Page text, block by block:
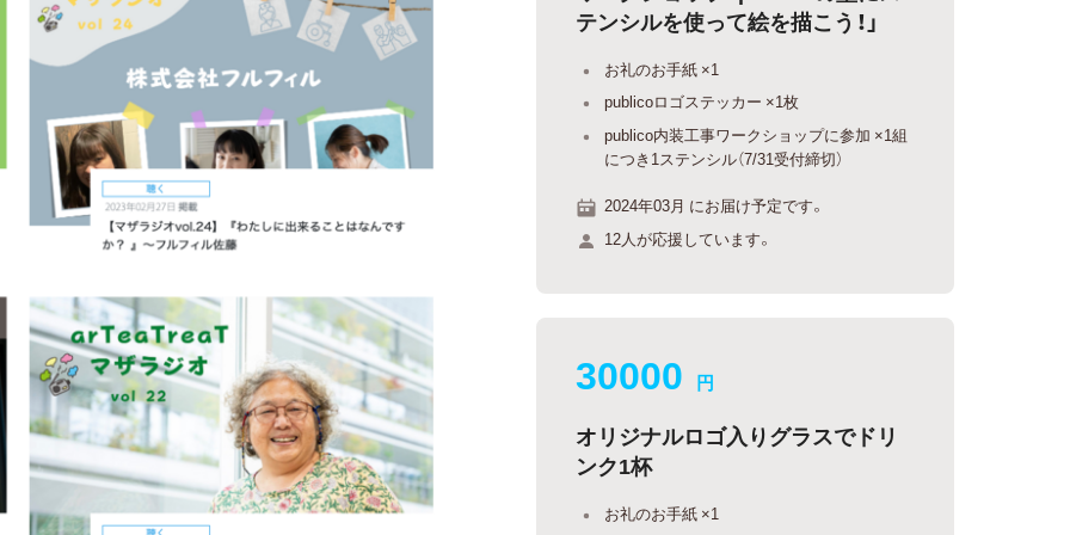
テンシルを使って絵を描こう！」
お礼のお手紙 ×1
publicoロゴステッカー ×1枚
publico内装工事ワークショップに参加 ×1組
につき1ステンシル（7/31受付締切）
2024年03月 にお届け予定です。
12人が応援しています。
30000 円
オリジナルロゴ入りグラスでドリ
ンク1杯
お礼のお手紙 ×1